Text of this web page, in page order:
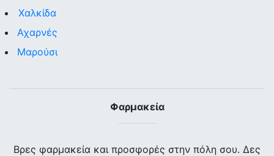
Χαλκίδα
Αχαρνές
Μαρούσι
Φαρμακεία
Βρες φαρμακεία και προσφορές στην πόλη σου. Δες